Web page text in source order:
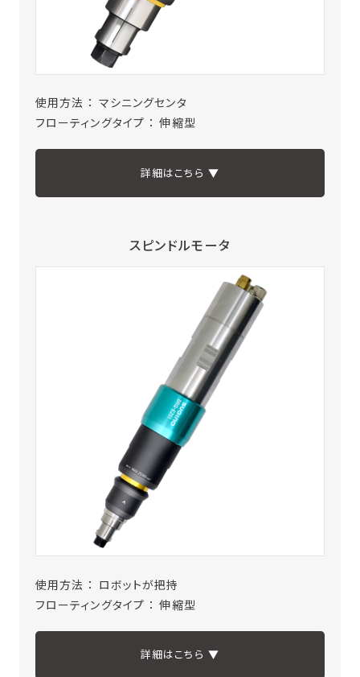
使用方法 ： マシニングセンタ
フローティングタイプ ： 伸縮型
詳細はこちら ▼
スピンドルモータ
使用方法 ： ロボットが把持
フローティングタイプ ： 伸縮型
詳細はこちら ▼